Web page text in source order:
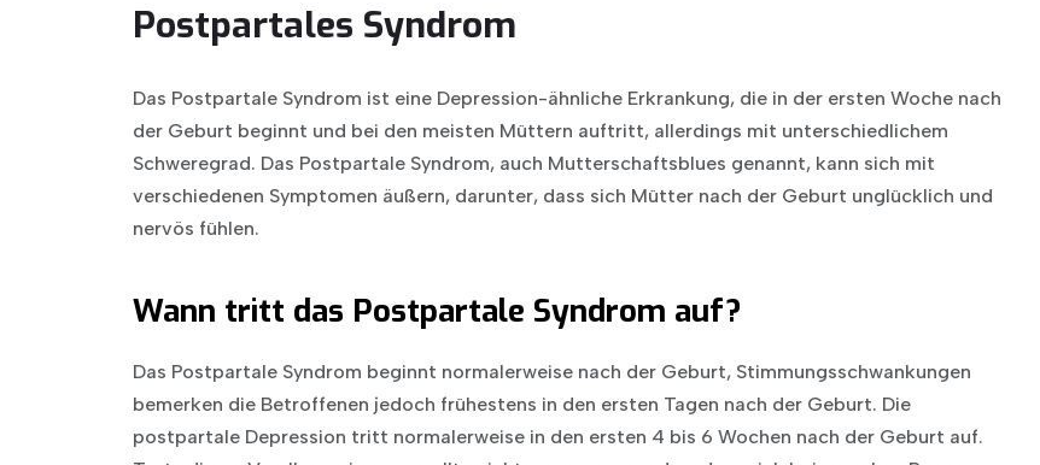
Postpartales Syndrom
Das Postpartale Syndrom ist eine Depression-ähnliche Erkrankung, die in der ersten Woche nach
der Geburt beginnt und bei den meisten Müttern auftritt, allerdings mit unterschiedlichem
Schweregrad. Das Postpartale Syndrom, auch Mutterschaftsblues genannt, kann sich mit
verschiedenen Symptomen äußern, darunter, dass sich Mütter nach der Geburt unglücklich und
nervös fühlen.
Wann tritt das Postpartale Syndrom auf?
Das Postpartale Syndrom beginnt normalerweise nach der Geburt, Stimmungsschwankungen
bemerken die Betroffenen jedoch frühestens in den ersten Tagen nach der Geburt. Die
postpartale Depression tritt normalerweise in den ersten 4 bis 6 Wochen nach der Geburt auf.